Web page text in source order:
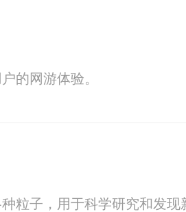
的网游体验。
粒子，用于科学研究和发